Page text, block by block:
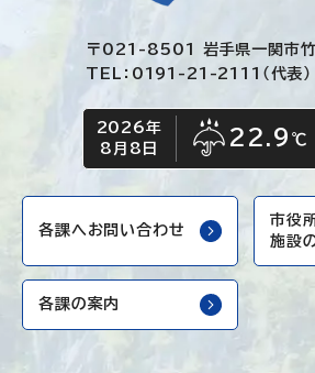
〒021-8501 岩手県一関市
TEL：0191-21-2111（代表）
今日の日付
2026年
8月8日
今日の天気
雨
22.9 ℃
各課へお問い合わせ
市役所
施設
各課の案内